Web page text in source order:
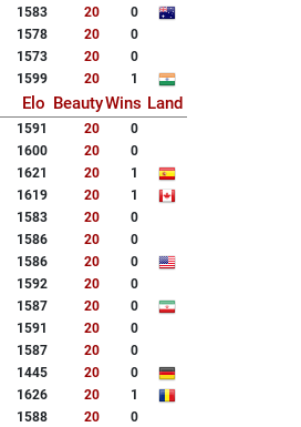
1583 20
0
1578 20
0
1573 20
0
1599 20 1
Elo BeautyWins Land
1591 20
0
1600 20
0
1621 20
1
1619 20
1
1583 20
0
1586 20
0
1586 20
0
1592 20
0
1587 20
0
1591 20
0
1587 20
0
1445 20
0
1626 20
1
1588 20
0